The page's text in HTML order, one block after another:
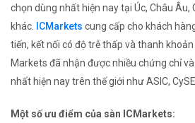
chọn dùng nhất hiện nay tại Úc, Châu Âu,
khác. ICMarkets cung cấp cho khách
tiến, kết nối có độ trễ thấp và thanh
Markets đã nhận được nhiều chứng chỉ
nhất hiện nay trên thế giới như ASIC,
Một số ưu điểm của sàn ICMarkets: